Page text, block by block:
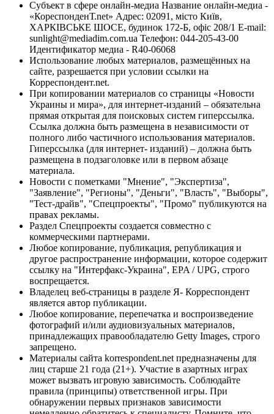
Субъект в сфере онлайн-медиа Название онлайн-медиа -
«КореспонденТ.net» Адрес: 02091, місто Київ,
ХАРКІВСЬКЕ ШОСЕ, будинок 172-Б, офіс 208/1 E-mail:
sunlight@mediadim.com.ua Телефон: 044-205-43-00
Идентификатор медиа - R40-06068
Использование любых материалов, размещённых на
сайте, разрешается при условии ссылки на
Корреспондент.net.
При копировании материалов со страницы «Новости
Украины и мира», для интернет-изданий – обязательна
прямая открытая для поисковых систем гиперссылка.
Ссылка должна быть размещена в независимости от
полного либо частичного использования материалов.
Гиперссылка (для интернет- изданий) – должна быть
размещена в подзаголовке или в первом абзаце
материала.
Новости с пометками "Мнение", "Экспертиза",
"Заявление", "Регионы", "Деньги", "Власть", "Выборы",
"Тест-драйв", "Спецпроекты", "Промо" публикуются на
правах рекламы.
Раздел Спецпроекты создается совместно с
коммерческими партнерами.
Любое копирование, публикация, републикация и
другое распространение информации, которое содержит
ссылку на "Интерфакс-Украина", EPA / UPG, строго
воспрещается.
Владелец веб-страницы в разделе Я- Корреспондент
является автор публикации.
Любое копирование, перепечатка и воспроизведение
фотографий и/или аудиовизуальных материалов,
принадлежащих правообладателю Getty Images, строго
запрещено.
Материалы сайта korrespondent.net предназначены для
лиц старше 21 года (21+). Участие в азартных играх
может вызвать игровую зависимость. Соблюдайте
правила (принципы) ответственной игры. При
обнаружении первых признаков зависимости